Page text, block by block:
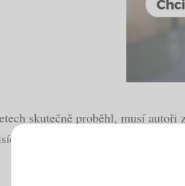
skutečně proběhl, musí autoři
korun, které poslouží pro